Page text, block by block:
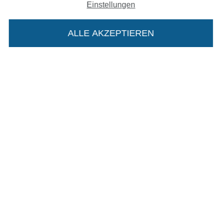
In deinen Warenkorb
Datenschutz
Widerrufsrecht
Einstellungen
ALLE AKZEPTIEREN